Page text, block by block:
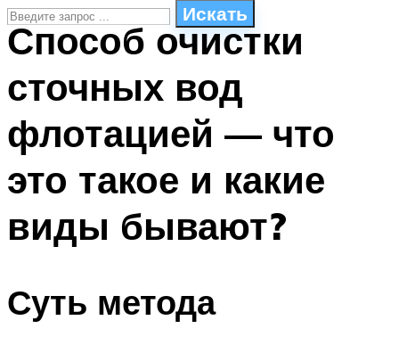
Искать
ПЛАВАНЬЕ ДЛЯ ДЕТЕЙ
БАССЕЙН ДЛЯ ДОМА
МЕНЮ
Способ очистки
сточных вод
флотацией — что
это такое и какие
виды бывают?
Суть метода